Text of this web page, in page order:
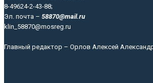
8-49624-2-43-88;
Эл. почта – 58870@mail.ru
klin_58870@mosreg.ru
Главный редактор – Орлов Алексей